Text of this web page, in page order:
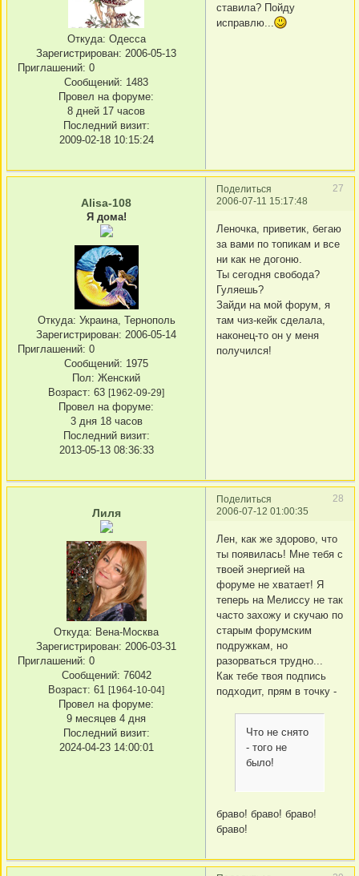
Откуда: Одесса
Зарегистрирован: 2006-05-13
Приглашений: 0
Сообщений: 1483
Провел на форуме:
8 дней 17 часов
Последний визит:
2009-02-18 10:15:24
ставила? Пойду
исправлю...
Поделиться
27
2006-07-11 15:17:48
Alisa-108
Я дома!
Откуда: Украина, Тернополь
Зарегистрирован: 2006-05-14
Приглашений: 0
Сообщений: 1975
Пол: Женский
Возраст: 63 [1962-09-29]
Провел на форуме:
3 дня 18 часов
Последний визит:
2013-05-13 08:36:33
Леночка, приветик, бегаю
за вами по топикам и все
ни как не догоню.
Ты сегодня свобода?
Гуляешь?
Зайди на мой форум, я
там чиз-кейк сделала,
наконец-то он у меня
получился!
Поделиться
28
2006-07-12 01:00:35
Лиля
Откуда: Вена-Москва
Зарегистрирован: 2006-03-31
Приглашений: 0
Сообщений: 76042
Возраст: 61 [1964-10-04]
Провел на форуме:
9 месяцев 4 дня
Последний визит:
2024-04-23 14:00:01
Лен, как же здорово, что
ты появилась! Мне тебя с
твоей энергией на
форуме не хватает! Я
теперь на Мелиссу не так
часто захожу и скучаю по
старым форумским
подружкам, но
разорваться трудно...
Как тебе твоя подпись
подходит, прям в точку -
Что не снято
- того не
было!
браво! браво! браво!
браво!